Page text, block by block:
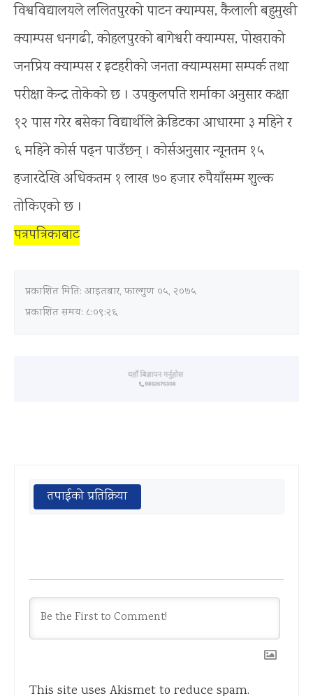
विश्वविद्यालयले ललितपुरको पाटन क्याम्पस, कैलाली बहुमुखी
क्याम्पस धनगढी, कोहलपुरको बागेश्वरी क्याम्पस, पोखराको
जनप्रिय क्याम्पस र इटहरीको जनता क्याम्पसमा सम्पर्क तथा
परीक्षा केन्द्र तोकेको छ । उपकुलपति शर्माका अनुसार कक्षा
१२ पास गरेर बसेका विद्यार्थीले क्रेडिटका आधारमा ३ महिने र
६ महिने कोर्स पढ्न पाउँछन् । कोर्सअनुसार न्यूनतम १५
हजारदेखि अधिकतम १ लाख ७० हजार रुपैयाँसम्म शुल्क
तोकिएको छ ।
पत्रपत्रिकाबाट
प्रकाशित मिति: आइतबार, फाल्गुण ०५, २०७५
प्रकाशित समय: ८:०९:२६
तपाईको प्रतिक्रिया
This site uses Akismet to reduce spam.